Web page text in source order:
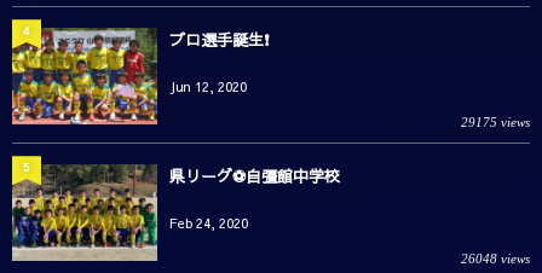
プロ選手誕生❗️
Jun 12, 2020
29175 views
4
県リーグ⚽️自彊館中学校
Feb 24, 2020
26048 views
5